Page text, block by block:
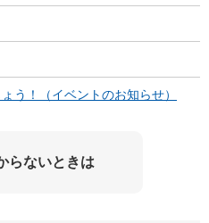
う！（イベントのお知らせ）
らないときは